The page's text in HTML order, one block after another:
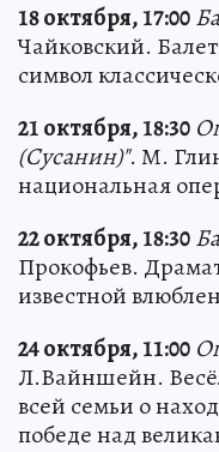
18 октября, 17:00
Чайковский.
символ
21 октября, 18:30
(Сусанин)". М.
национальная
22 октября, 18:30
Прокофьев.
известной
24 октября, 11:00
Л.Вайншейн.
всей семьи о
победе над